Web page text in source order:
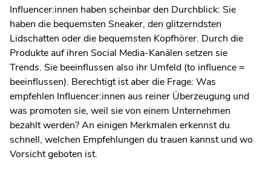
Influencer:innen haben scheinbar den Durchblick: Sie
haben die bequemsten Sneaker, den glitzerndsten
Lidschatten oder die bequemsten Kopfhörer. Durch die
Produkte auf ihren Social Media-Kanälen setzen sie
Trends. Sie beeinflussen also ihr Umfeld (to influence =
beeinflussen). Berechtigt ist aber die Frage: Was
empfehlen Influencer:innen aus reiner Überzeugung und
was promoten sie, weil sie von einem Unternehmen
bezahlt werden? An einigen Merkmalen erkennst du
schnell, welchen Empfehlungen du trauen kannst und wo
Vorsicht geboten ist.